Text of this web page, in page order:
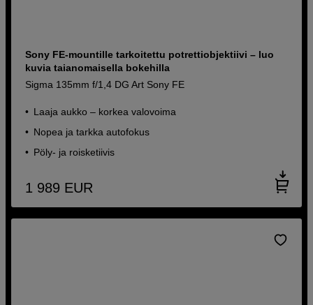
Sony FE-mountille tarkoitettu potrettiobjektiivi – luo
kuvia taianomaisella bokehilla
Sigma 135mm f/1,4 DG Art Sony FE
Laaja aukko – korkea valovoima
Nopea ja tarkka autofokus
Pöly- ja roisketiivis
1 989 EUR